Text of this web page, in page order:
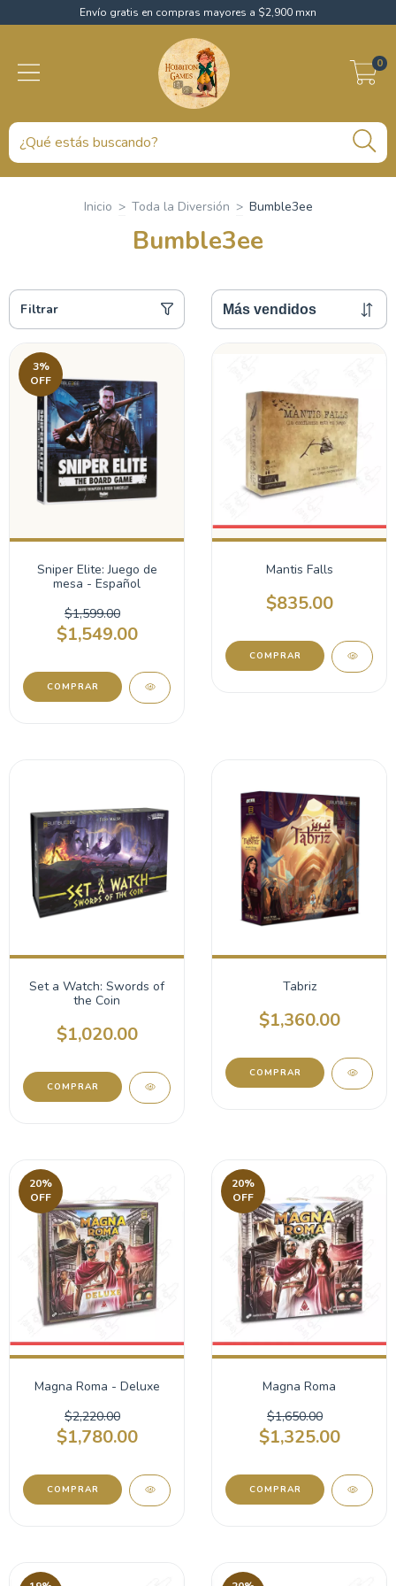
Envío gratis en compras mayores a $2,900 mxn
0
Inicio > Toda la Diversión > Bumble3ee
Bumble3ee
Filtrar
3%
OFF
Sniper Elite: Juego de
mesa - Español
$1,599.00
$1,549.00
Mantis Falls
$835.00
Set a Watch: Swords of
the Coin
$1,020.00
Tabriz
$1,360.00
20%
OFF
Magna Roma - Deluxe
$2,220.00
$1,780.00
20%
OFF
Magna Roma
$1,650.00
$1,325.00